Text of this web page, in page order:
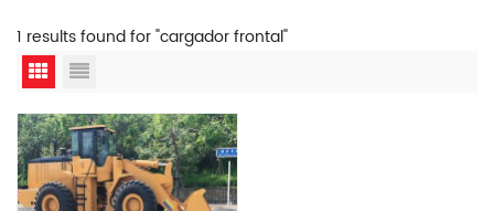
1 results found for "cargador frontal"